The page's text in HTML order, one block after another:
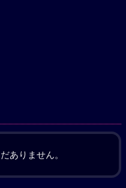
ありません。